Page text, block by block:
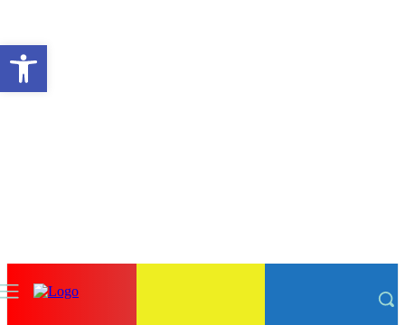
Abrir a barra de ferramentas